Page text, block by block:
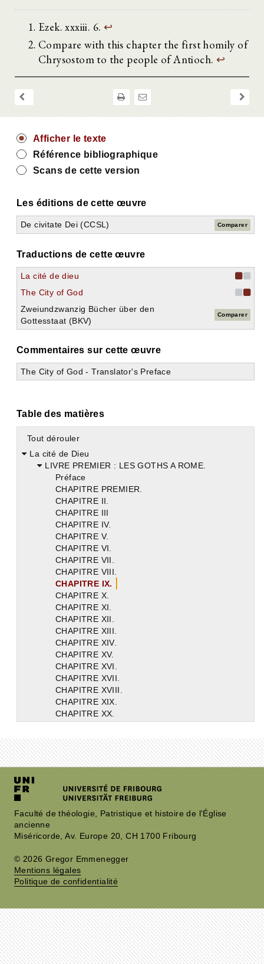
Ezek. xxxiii. 6. ↩
Compare with this chapter the first homily of
Chrysostom to the people of Antioch. ↩
Afficher le texte
Référence bibliographique
Scans de cette version
Les éditions de cette œuvre
De civitate Dei (CCSL) Comparer
Traductions de cette œuvre
La cité de dieu
The City of God
Zweiundzwanzig Bücher über den
Gottesstaat (BKV)
Comparer
Commentaires sur cette œuvre
The City of God - Translator's Preface
Table des matières
Tout dérouler
La cité de Dieu
LIVRE PREMIER : LES GOTHS A ROME.
Préface
CHAPITRE PREMIER.
CHAPITRE II.
CHAPITRE III
CHAPITRE IV.
CHAPITRE V.
CHAPITRE VI.
CHAPITRE VII.
CHAPITRE VIII.
CHAPITRE IX.
CHAPITRE X.
CHAPITRE XI.
CHAPITRE XII.
CHAPITRE XIII.
CHAPITRE XIV.
CHAPITRE XV.
CHAPITRE XVI.
CHAPITRE XVII.
CHAPITRE XVIII.
CHAPITRE XIX.
CHAPITRE XX.
CHAPITRE XXII.
CHAPITRE XXIII.
CHAPITRE XXIV.
CHAPITRE XXVI.
CHAPITRE XXVII.
CHAPITRE XXIX
CHAPITRE XXX.
CHAPITRE XXXI.
CHAPITRE XXXII.
CHAPITRE XXXIII.
CHAPITRE XXXIV.
LIVRE DEUXIÈME: ROME ET LES FAUX DIEUX.
LIVRE TROISIÈME : LES ROMAINS ET LEURS FAUX DIEUX.
LIVRE QUATRIÈME : A QUI EST DUE LA GRANDEUR DES ROMAINS.
LIVRE CINQUIÈME : ANCIENNES MOEURS DES ROMAINS.
LIVRE SIXIÈME. : LES DIEUX PAÏENS.
Faculté de théologie, Patristique et histoire de l'Église
ancienne
Miséricorde, Av. Europe 20, CH 1700 Fribourg
© 2026 Gregor Emmenegger
Mentions légales
Politique de confidentialité